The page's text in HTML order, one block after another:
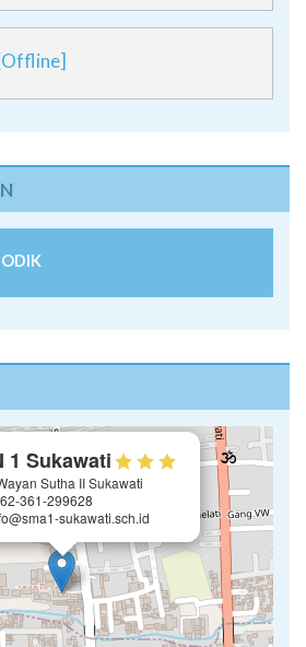
1 Sukawati
Sutha II Sukawati
361-299628
sukawati.sch.id